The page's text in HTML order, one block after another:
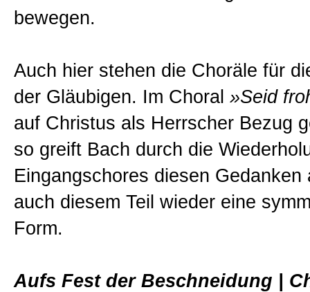
bewegen.
Auch hier stehen die Choräle für
der Gläubigen. Im Choral »Seid
auf Christus als Herrscher Bezug
so greift Bach durch die
Eingangschores diesen Gedanken
auch diesem Teil wieder eine
Form.
Aufs Fest der Beschneidung |